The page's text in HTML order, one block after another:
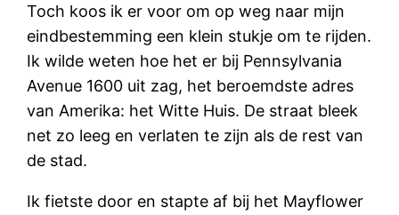
Toch koos ik er voor om op weg naar mijn
eindbestemming een klein stukje om te rijden.
Ik wilde weten hoe het er bij Pennsylvania
Avenue 1600 uit zag, het beroemdste adres
van Amerika: het Witte Huis. De straat bleek
net zo leeg en verlaten te zijn als de rest van
de stad.
Ik fietste door en stapte af bij het Mayflower